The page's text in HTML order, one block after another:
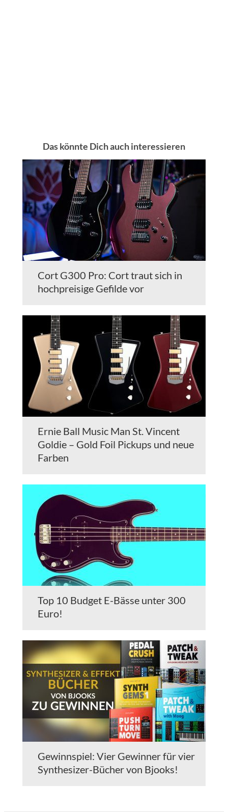
Das könnte Dich auch interessieren
Cort G300 Pro: Cort traut sich in
hochpreisige Gefilde vor
Ernie Ball Music Man St. Vincent
Goldie – Gold Foil Pickups und neue
Farben
Top 10 Budget E-Bässe unter 300
Euro!
Gewinnspiel: Vier Gewinner für vier
Synthesizer-Bücher von Bjooks!